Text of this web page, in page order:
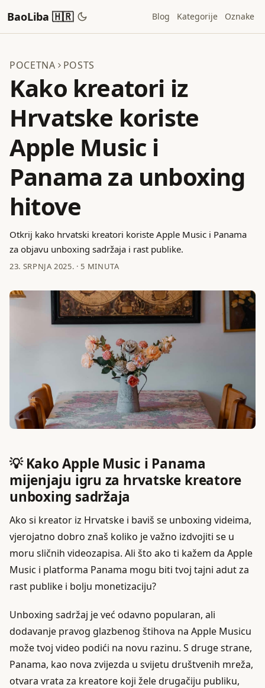
BaoLiba 🇭🇷 Blog Kategorije Oznake
POCETNA POSTS
Kako kreatori iz
Hrvatske koriste
Apple Music i
Panama za unboxing
hitove
Otkrij kako hrvatski kreatori koriste Apple Music i Panama
za objavu unboxing sadržaja i rast publike.
23. SRPNJA 2025. · 5 MINUTA
💡 Kako Apple Music i Panama
mijenjaju igru za hrvatske kreatore
unboxing sadržaja
Ako si kreator iz Hrvatske i baviš se unboxing videima,
vjerojatno dobro znaš koliko je važno izdvojiti se u
moru sličnih videozapisa. Ali što ako ti kažem da Apple
Music i platforma Panama mogu biti tvoj tajni adut za
rast publike i bolju monetizaciju?
Unboxing sadržaj je već odavno popularan, ali
dodavanje pravog glazbenog štihova na Apple Musicu
može tvoj video podići na novu razinu. S druge strane,
Panama, kao nova zvijezda u svijetu društvenih mreža,
otvara vrata za kreatore koji žele drugačiju publiku,